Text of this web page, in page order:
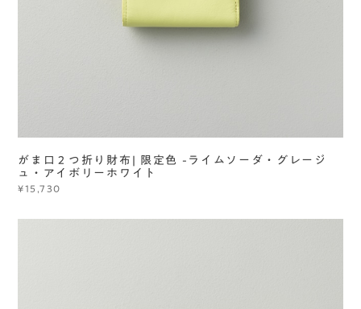
がま口２つ折り財布| 限定色 -ライムソーダ・グレージ
ュ・アイボリーホワイト
¥15,730